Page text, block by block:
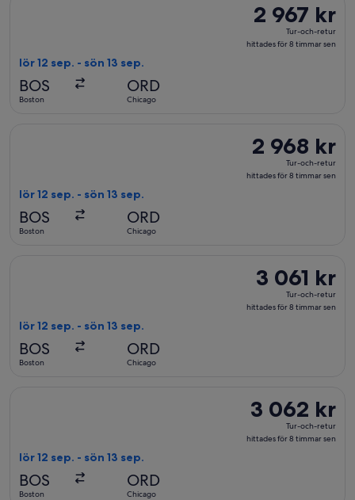
sen
2 967 kr
Tur-
och-
sen
2 967 kr
Tur-och-retur
hittades för 8 timmar sen
lör 12 sep. - sön 13 sep.
BOS
Boston
ORD
Chicago
2 968 kr
Tur-
och-
sen
2 968 kr
Tur-och-retur
hittades för 8 timmar sen
lör 12 sep. - sön 13 sep.
BOS
Boston
ORD
Chicago
3 061 kr
Tur-
och-
sen
3 061 kr
Tur-och-retur
hittades för 8 timmar sen
lör 12 sep. - sön 13 sep.
BOS
Boston
ORD
Chicago
3 062 kr
Tur-
och-
3 062 kr
Tur-och-retur
hittades för 8 timmar sen
lör 12 sep. - sön 13 sep.
BOS
Boston
ORD
Chicago